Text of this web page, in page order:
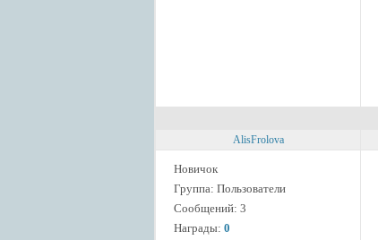
AlisFrolova
Новичок
Группа: Пользователи
Сообщений: 3
Награды: 0